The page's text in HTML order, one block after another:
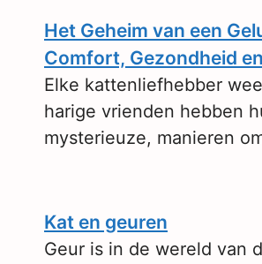
Het Geheim van een
Comfort, Gezondheid
Elke kattenliefhebber
harige vrienden hebben
mysterieuze, manieren
Kat en geuren
Geur is in de wereld van